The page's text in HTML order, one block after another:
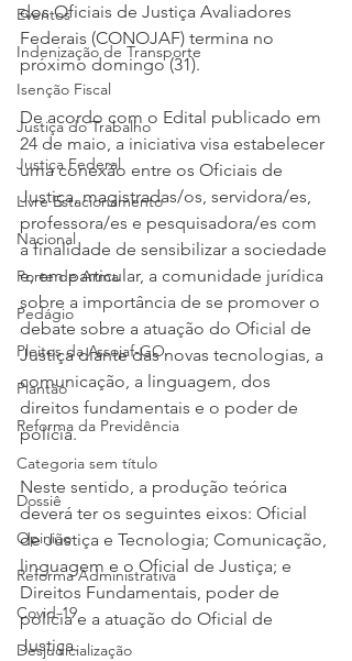
Eventos
Indenização de Transporte
Isenção Fiscal
Justiça do Trabalho
Justiça Federal
Livre Estacionamento
Nacional
Porte de Arma
Pedágio
Pleitos da Assojaf-GO
Plantão
Reforma da Previdência
Categoria sem título
Dossiê
Opinião
Reforma Administrativa
Covid-19
Desjudicialização
dos Oficiais de Justiça Avaliadores
Federais (CONOJAF) termina no
próximo domingo (31).
De acordo com o Edital publicado em
24 de maio, a iniciativa visa estabelecer
uma conexão entre os Oficiais de
Justiça, magistradas/os, servidora/es,
professora/es e pesquisadora/es com
a finalidade de sensibilizar a sociedade
e, em particular, a comunidade jurídica
sobre a importância de se promover o
debate sobre a atuação do Oficial de
Justiça diante das novas tecnologias, a
comunicação, a linguagem, dos
direitos fundamentais e o poder de
polícia.
Neste sentido, a produção teórica
deverá ter os seguintes eixos: Oficial
de Justiça e Tecnologia; Comunicação,
linguagem e o Oficial de Justiça; e
Direitos Fundamentais, poder de
polícia e a atuação do Oficial de
Justiça.